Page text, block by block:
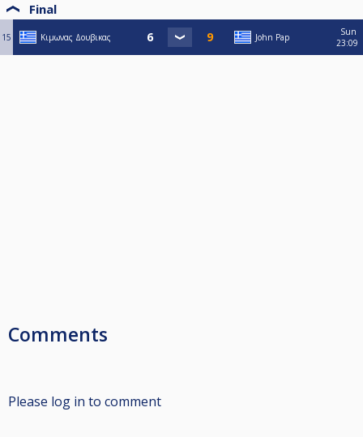
Final
15 Κιμωνας Δουβικας John Pap
Sun
23:09
Comments
Please log in to comment